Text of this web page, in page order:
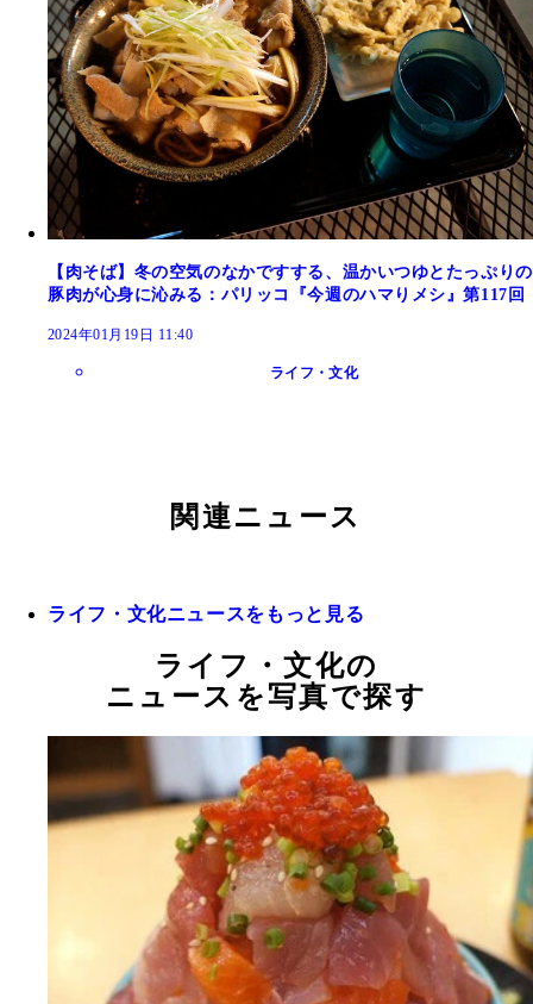
【肉そば】冬の空気のなかですする、温かいつゆとたっぷりの
豚肉が心身に沁みる：パリッコ『今週のハマりメシ』第117回
2024年01月19日 11:40
ライフ・文化
関連ニュース
ライフ・文化ニュースをもっと見る
ライフ・文化の
ニュースを写真で探す